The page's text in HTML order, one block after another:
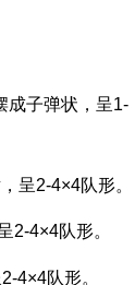
成子弹状，呈1-
呈2-4×4队形。
2-4×4队形。
4×4队形。